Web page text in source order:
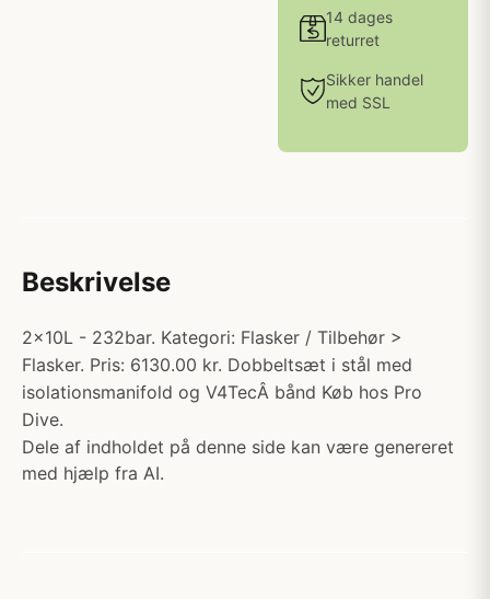
14 dages
returret
Sikker handel
med SSL
Beskrivelse
2x10L - 232bar. Kategori: Flasker / Tilbehør >
Flasker. Pris: 6130.00 kr. Dobbeltsæt i stål med
isolationsmanifold og V4TecÂ bånd Køb hos Pro
Dive.
Dele af indholdet på denne side kan være genereret
med hjælp fra AI.